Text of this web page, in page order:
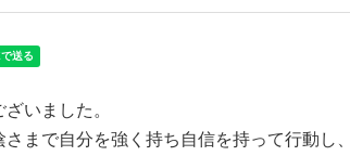
いました。
まで自分を強く持ち自信を持って行動し、